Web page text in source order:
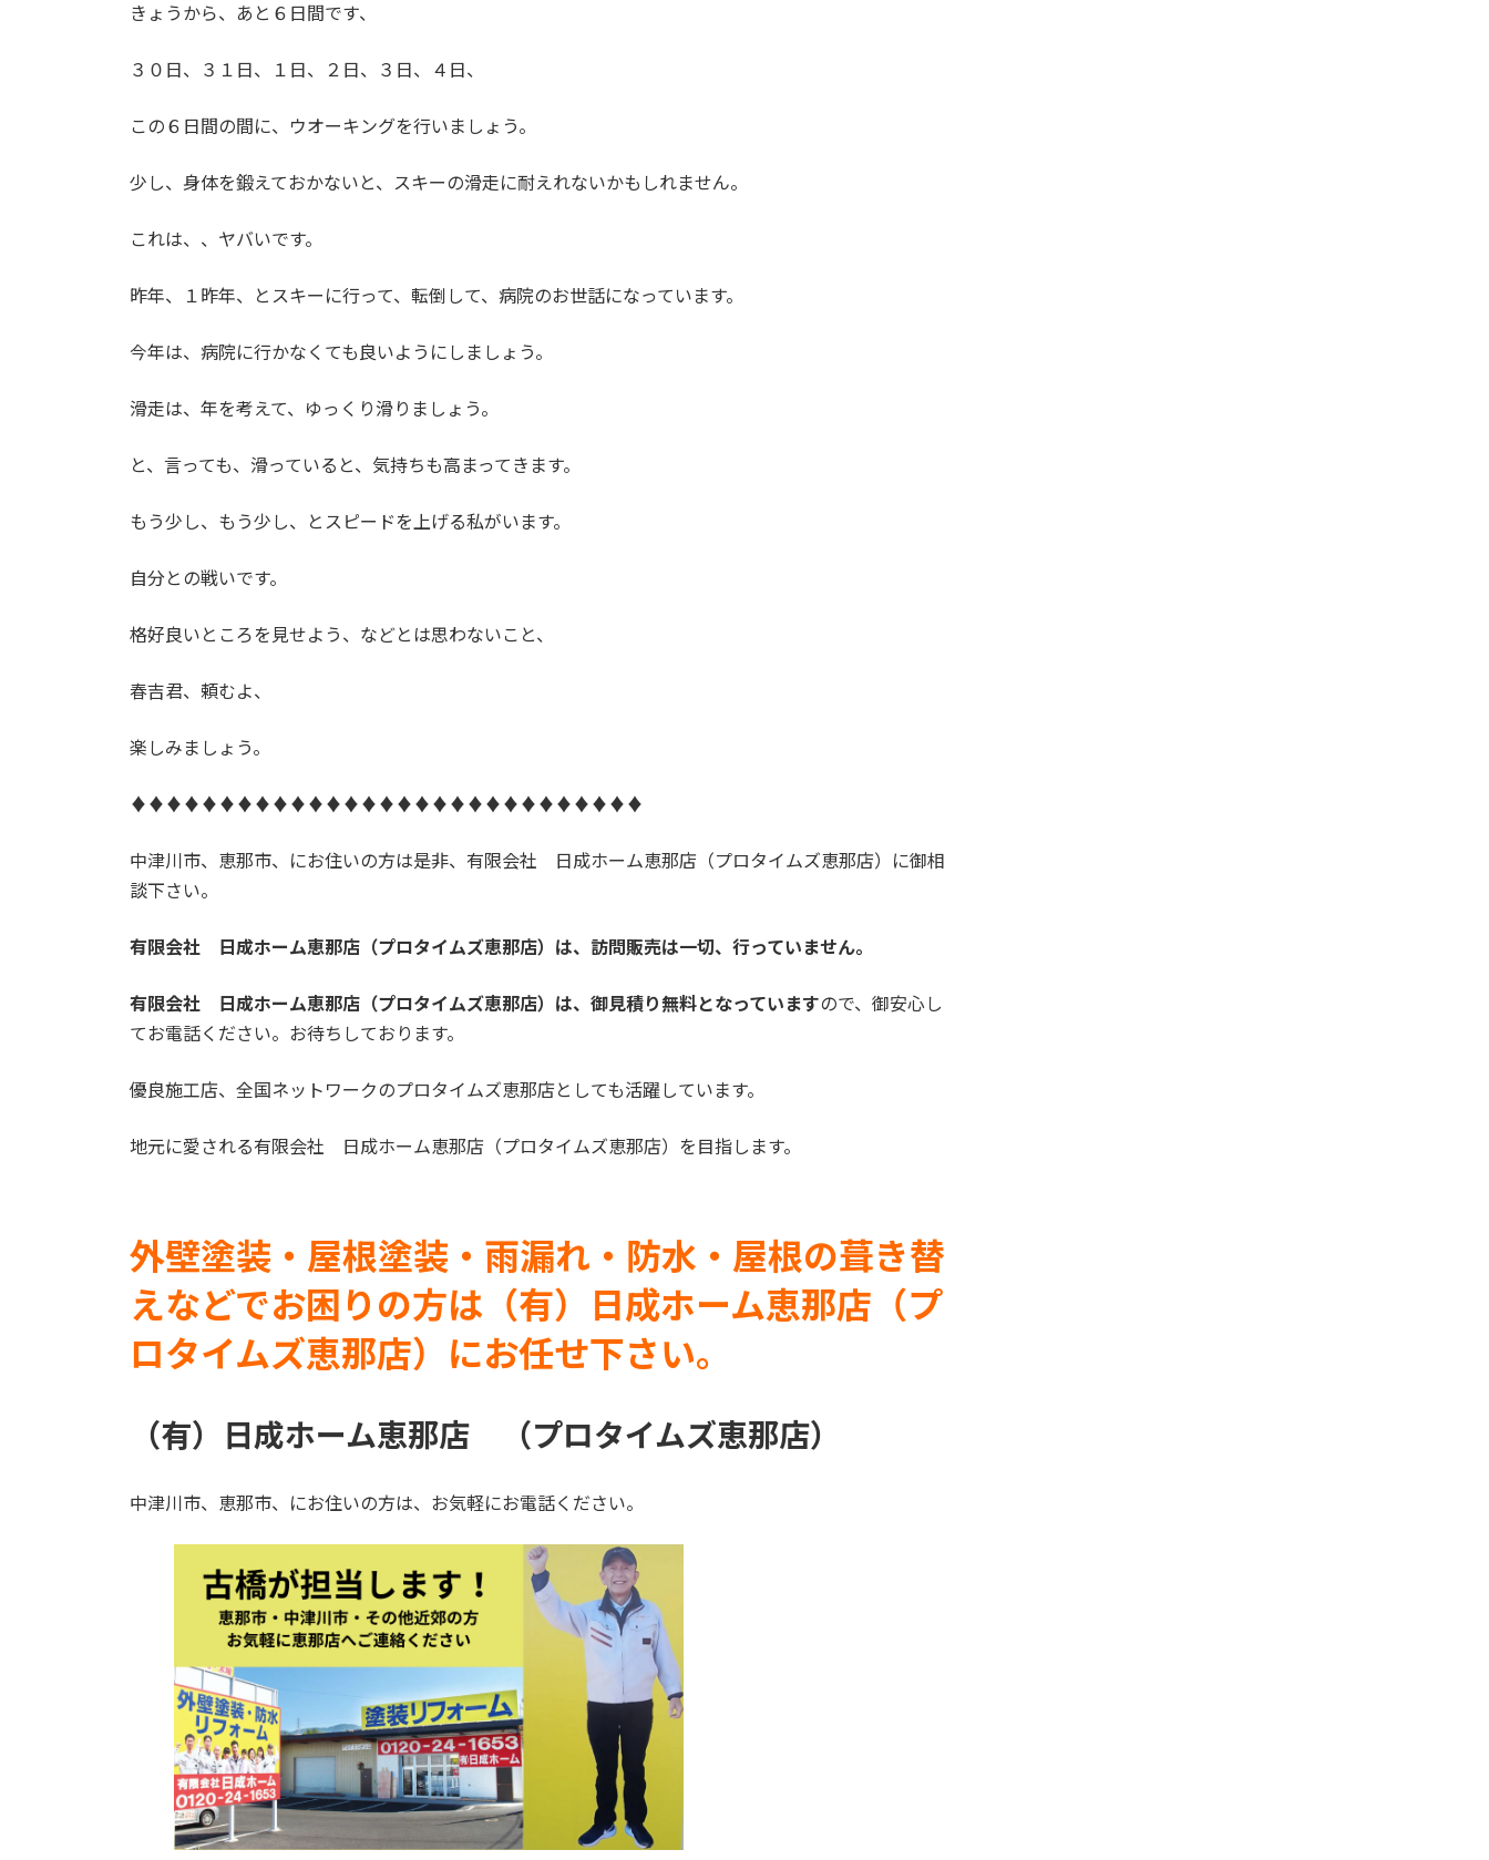
きょうから、あと６日間です、
３０日、３１日、１日、２日、３日、４日、
この６日間の間に、ウオーキングを行いましょう。
少し、身体を鍛えておかないと、スキーの滑走に耐えれないかもしれません。
これは、、ヤバいです。
昨年、１昨年、とスキーに行って、転倒して、病院のお世話になっています。
今年は、病院に行かなくても良いようにしましょう。
滑走は、年を考えて、ゆっくり滑りましょう。
と、言っても、滑っていると、気持ちも高まってきます。
もう少し、もう少し、とスピードを上げる私がいます。
自分との戦いです。
格好良いところを見せよう、などとは思わないこと、
春吉君、頼むよ、
楽しみましょう。
♦♦♦♦♦♦♦♦♦♦♦♦♦♦♦♦♦♦♦♦♦♦♦♦♦♦♦♦♦
中津川市、恵那市、にお住いの方は是非、有限会社 日成ホーム恵那店（プロタイムズ恵那店）に御相
談下さい。
有限会社 日成ホーム恵那店（プロタイムズ恵那店）は、訪問販売は一切、行っていません。
有限会社 日成ホーム恵那店（プロタイムズ恵那店）は、御見積り無料となっていますので、御安心し
てお電話ください。お待ちしております。
優良施工店、全国ネットワークのプロタイムズ恵那店としても活躍しています。
地元に愛される有限会社 日成ホーム恵那店（プロタイムズ恵那店）を目指します。
外壁塗装・屋根塗装・雨漏れ・防水・屋根の葺き替
えなどでお困りの方は（有）日成ホーム恵那店（プ
ロタイムズ恵那店）にお任せ下さい。
（有）日成ホーム恵那店 （プロタイムズ恵那店）
中津川市、恵那市、にお住いの方は、お気軽にお電話ください。